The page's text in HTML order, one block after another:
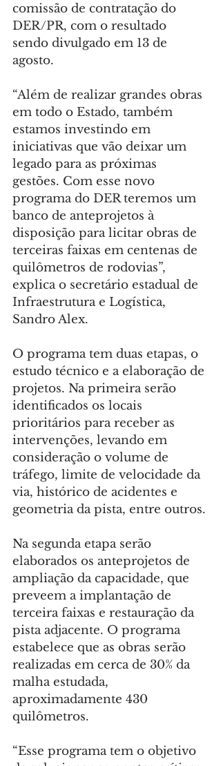
comissão de contratação do
DER/PR, com o resultado
sendo divulgado em 13 de
agosto.
“Além de realizar grandes obras
em todo o Estado, também
estamos investindo em
iniciativas que vão deixar um
legado para as próximas
gestões. Com esse novo
programa do DER teremos um
banco de anteprojetos à
disposição para licitar obras de
terceiras faixas em centenas de
quilômetros de rodovias”,
explica o secretário estadual de
Infraestrutura e Logística,
Sandro Alex.
O programa tem duas etapas, o
estudo técnico e a elaboração de
projetos. Na primeira serão
identificados os locais
prioritários para receber as
intervenções, levando em
consideração o volume de
tráfego, limite de velocidade da
via, histórico de acidentes e
geometria da pista, entre outros.
Na segunda etapa serão
elaborados os anteprojetos de
ampliação da capacidade, que
preveem a implantação de
terceira faixas e restauração da
pista adjacente. O programa
estabelece que as obras serão
realizadas em cerca de 30% da
malha estudada,
aproximadamente 430
quilômetros.
“Esse programa tem o objetivo